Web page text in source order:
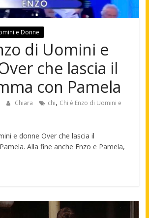
e Donne
di Uomini e
che lascia il
con Pamela
Chiara chi, Chi è Enzo di Uomini e
e donne Over che lascia il
Alla fine anche Enzo e Pamela,